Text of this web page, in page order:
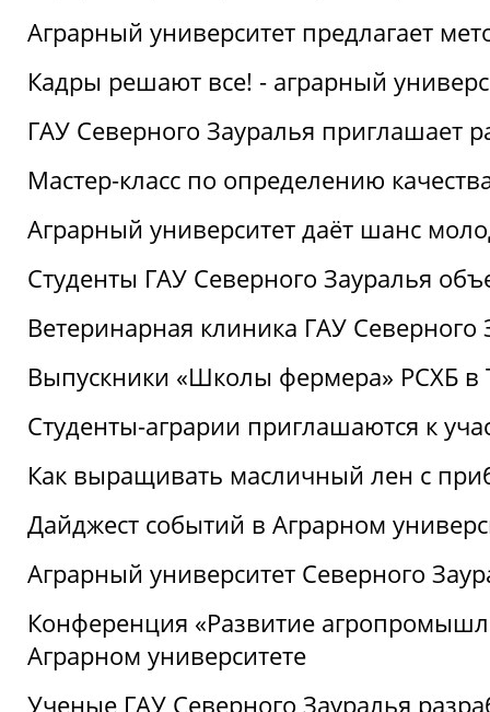
Аграрный университет предлагает
Кадры решают все! - аграрный
ГАУ Северного Зауралья приглашает
Мастер-класс по определению
Аграрный университет даёт шанс
Студенты ГАУ Северного Зауралья
Ветеринарная клиника ГАУ Северного
Выпускники «Школы фермера» РСХБ
Студенты-аграрии приглашаются к
Как выращивать масличный лен с
Дайджест событий в Аграрном
Аграрный университет Северного
Конференция «Развитие
Аграрном университете
Ученые ГАУ Северного Зауралья